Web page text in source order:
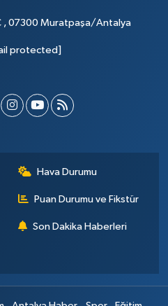
, 07300 Muratpaşa/Antalya
protected]
Hava Durumu
Puan Durumu ve Fikstür
Son Dakika Haberleri